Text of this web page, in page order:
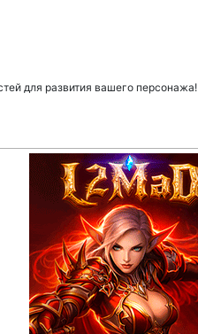
для развития вашего персонажа!